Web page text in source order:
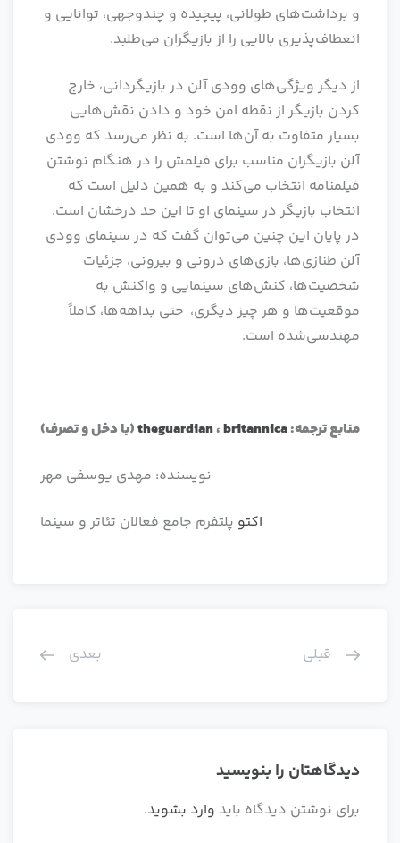
و برداشت‌های طولانی، پیچیده و چندوجهی، توانایی و
انعطاف‌پذیری بالایی را از بازیگران می‌طلبد.
از دیگر ویژگی‌های وودی آلن در بازیگردانی، خارج
کردن بازیگر از نقطه امن خود و دادن نقش‌هایی
بسیار متفاوت به آن‌ها است. به نظر می‌رسد که وودی
آلن بازیگران مناسب برای فیلمش را در هنگام نوشتن
فیلمنامه انتخاب می‌کند و به همین دلیل است که
انتخاب بازیگر در سینمای او تا این حد درخشان است.
در پایان این چنین می‌توان گفت که در سینمای وودی
آلن طنازی‌ها، بازی‌های درونی و بیرونی، جزئیات
شخصیت‌ها، کنش‌های سینمایی و واکنش به
موقعیت‌ها و هر چیز دیگری، حتی بداهه‌ها، کاملاً
مهندسی‌شده است.
منابع ترجمه: theguardian،britannica (با دخل و تصرف)
نویسنده: مهدی یوسفی مهر
اکتو پلتفرم جامع فعالان تئاتر و سینما
قبلی بعدی
دیدگاهتان را بنویسید
برای نوشتن دیدگاه باید وارد بشوید.